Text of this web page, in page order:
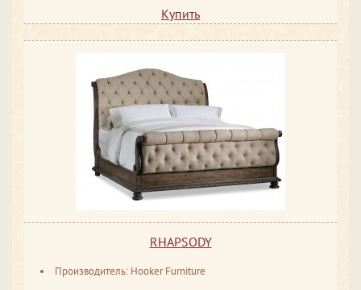
Купить
RHAPSODY
Производитель: Hooker Furniture